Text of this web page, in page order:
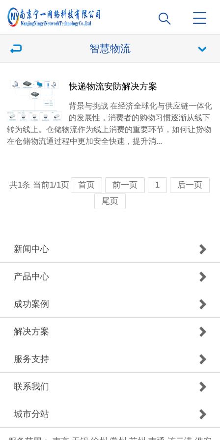
智慧物流
快递物流安防解决方案
背景与挑战 在经济全球化与供应链一体化
的发展性，消费者的购物习惯逐渐从线下
转为线上。仓储物流作为线上消费的重要环节，如何让货物
在仓储物流通过程中更加安全快速，提升消...
共1条 当前1/1页 首页 前一页 1
后一页
尾页
新闻中心
产品中心
成功案例
解决方案
服务支持
联系我们
城市分站